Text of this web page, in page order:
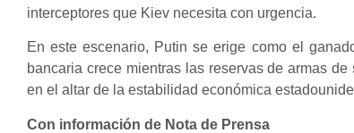
interceptores que Kiev necesita con urgencia.
En este escenario, Putin se erige como el
bancaria crece mientras las reservas de armas
en el altar de la estabilidad económica
Con información de Nota de Prensa